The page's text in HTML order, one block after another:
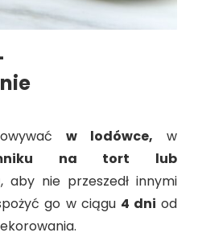
w lodówce, w
na tort lub
, aby nie przeszedł innymi
go w ciągu 4 dni od